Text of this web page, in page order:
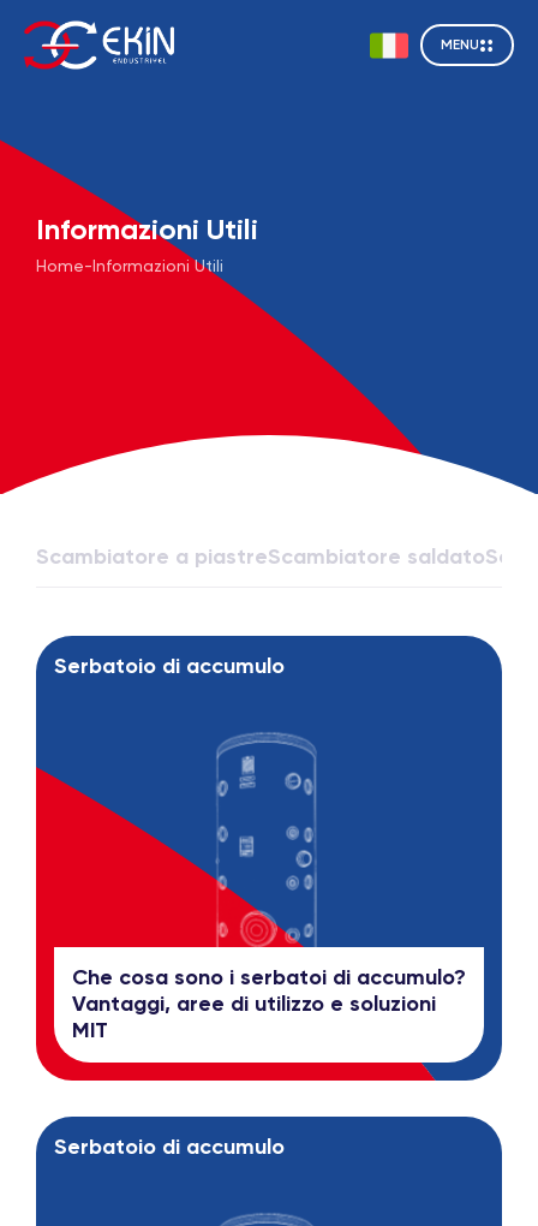
MENU
Informazioni Utili
Home- Informazioni Utili
Scambiatore a piastreScambiatore saldato
Serbatoio di accumulo
Che cosa sono i serbatoi di accumulo?
Vantaggi, aree di utilizzo e soluzioni
MIT
Serbatoio di accumulo